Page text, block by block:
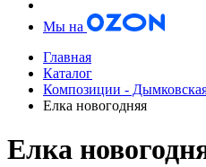
Мы на
Главная
Каталог
Композиции -
Елка новогодняя
Елка